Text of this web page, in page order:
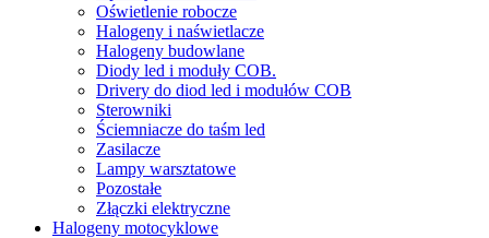
Oświetlenie robocze
Halogeny i naświetlacze
Halogeny budowlane
Diody led i moduły COB.
Drivery do diod led i modułów COB
Sterowniki
Ściemniacze do taśm led
Zasilacze
Lampy warsztatowe
Pozostałe
Złączki elektryczne
Halogeny motocyklowe